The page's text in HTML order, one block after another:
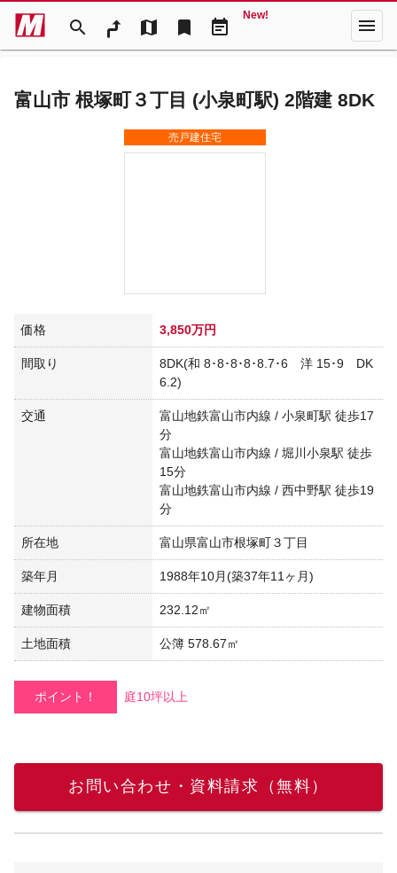
search map bookmark event_note
New! menu
富山市 根塚町３丁目 (小泉町駅) 2階建 8DK
売戸建住宅
価格 3,850万円
間取り
8DK(和 8･8･8･8･8.7･6 洋 15･9 DK
6.2)
交通
富山地鉄富山市内線 / 小泉町駅 徒歩17
分
富山地鉄富山市内線 / 堀川小泉駅 徒歩
15分
富山地鉄富山市内線 / 西中野駅 徒歩19
分
所在地 富山県富山市根塚町３丁目
築年月 1988年10月(築37年11ヶ月)
建物面積 232.12㎡
土地面積 公簿 578.67㎡
ポイント！ 庭10坪以上
お問い合わせ・資料請求（無料）